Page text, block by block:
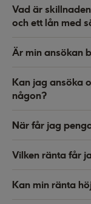
Vad är
och ett lån med
Är min ansökan
Kan jag ansöka
någon?
När får jag
Vilken ränta får
Kan min ränta